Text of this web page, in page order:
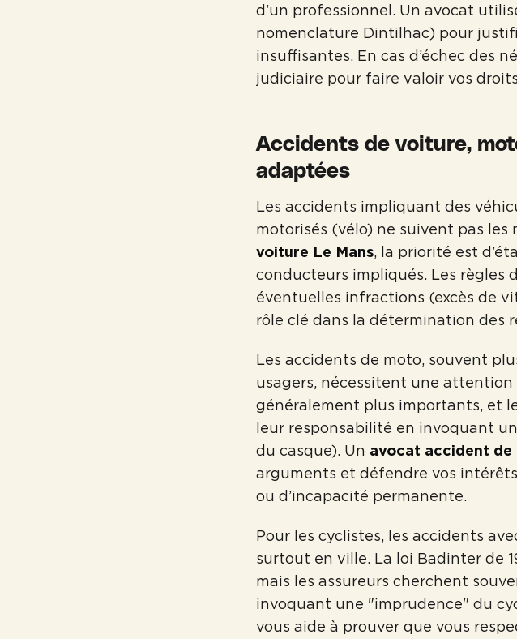
d’un professionnel. Un avocat
nomenclature Dintilhac) pour
insuffisantes. En cas d’échec des
judiciaire pour faire valoir vos
Accidents de voiture,
adaptées
Les accidents impliquant des
motorisés (vélo) ne suivent pas les
voiture Le Mans, la priorité est
conducteurs impliqués. Les règles
éventuelles infractions (excès de
rôle clé dans la détermination des
Les accidents de moto, souvent
usagers, nécessitent une
généralement plus importants, et
leur responsabilité en invoquant
du casque). Un avocat accident de
arguments et défendre vos
ou d’incapacité permanente.
Pour les cyclistes, les accidents
surtout en ville. La loi Badinter de
mais les assureurs cherchent
invoquant une "imprudence" du
vous aide à prouver que vous